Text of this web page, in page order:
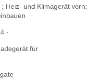
Heiz- und Klimagerät vorn;
-
für